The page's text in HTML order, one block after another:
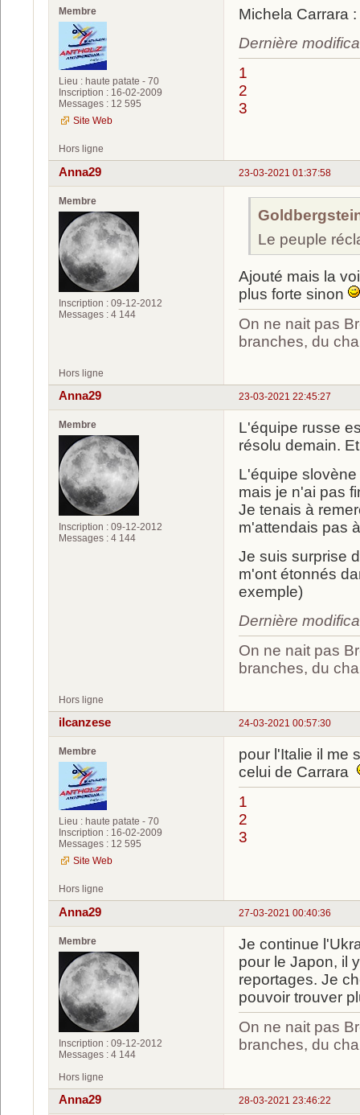
Membre
Lieu : haute patate - 70
Inscription : 16-02-2009
Messages : 12 595
Site Web
Michela Carrara :
Dernière
1
2
3
Hors ligne
23-03-2021 01:37:58
Anna29
Membre
Inscription : 09-12-2012
Messages : 4 144
Le peuple
Ajouté mais la
plus forte sinon
On ne nait pas
branches, du
Hors ligne
23-03-2021 22:45:27
Anna29
Membre
Inscription : 09-12-2012
Messages : 4 144
L'équipe russe
résolu demain.
L'équipe
mais je n'ai pas
Je tenais à
m'attendais pas
Je suis surprise
m'ont étonnés
exemple)
Dernière
On ne nait pas
branches, du
Hors ligne
24-03-2021 00:57:30
ilcanzese
Membre
Lieu : haute patate - 70
Inscription : 16-02-2009
Messages : 12 595
Site Web
pour l'Italie il me
celui de Carrara
1
2
3
Hors ligne
27-03-2021 00:40:36
Anna29
Membre
Inscription : 09-12-2012
Messages : 4 144
Je continue
pour le Japon, il
reportages. Je
pouvoir trouver
On ne nait pas
branches, du
Hors ligne
28-03-2021 23:46:22
Anna29